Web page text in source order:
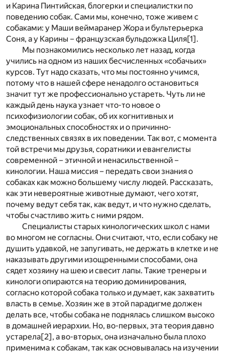
и Карина Пинтийская, блогерки и специалистки по
поведению собак. Сами мы, конечно, тоже живем с
собаками: у Маши веймаранер Жора и бультерьерка
Соня, а у Карины – французская бульдожка Циля[1].
Мы познакомились несколько лет назад, когда
учились на одном из наших бесчисленных «собачьих»
курсов. Тут надо сказать, что мы постоянно учимся,
потому что в нашей сфере ненадолго остановиться
значит тут же профессионально устареть. Чуть ли не
каждый день наука узнает что-то новое о
психофизиологии собак, об их когнитивных и
эмоциональных способностях и о причинно-
следственных связях в их поведении. Так вот, с момента
той встречи мы друзья, соратники и евангелисты
современной – этичной и ненасильственной –
кинологии. Наша миссия – передать свои знания о
собаках как можно большему числу людей. Рассказать,
как эти невероятные животные думают, чего хотят,
почему ведут себя так, как ведут, и что нужно сделать,
чтобы счастливо жить с ними рядом.
Специалисты старых кинологических школ с нами
во многом не согласны. Они считают, что, если собаку не
душить удавкой, не запугивать, не держать в клетке и не
наказывать другими изощренными способами, она
сядет хозяину на шею и свесит лапы. Такие тренеры и
кинологи опираются на теорию доминирования,
согласно которой собака только и думает, как захватить
власть в семье. Хозяин же в этой парадигме должен
делать все, чтобы собака не поднялась слишком высоко
в домашней иерархии. Но, во-первых, эта теория давно
устарела[2], а во-вторых, она изначально была плохо
применима к собакам, так как основывалась на изучении